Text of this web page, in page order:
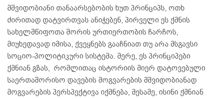
მშვიდობიანი თანაარსებობის ხუთ პრინციპს, ოთხ
ძირითად დატვირთვას ანიჭებენ, პირველი ეს ქმნის
სახელმწიფოთა შორის ურთიერთობის ჩარჩოს,
მიუხედავად იმისა, ქვეყნებს გააჩნიათ თუ არა მსგავსი
სოციო-პოლიტიკური სისტემა. მერე, ეს პრინციპები
ქმნიან გზას, რომლითაც ისტორიის მიერ დატოვებული
საერთაშორისო დავების მოგვარების მშვიდობიანად
მოგვარების პერსპექტივა იქმნება, მესამე, ისინი ქმნიან